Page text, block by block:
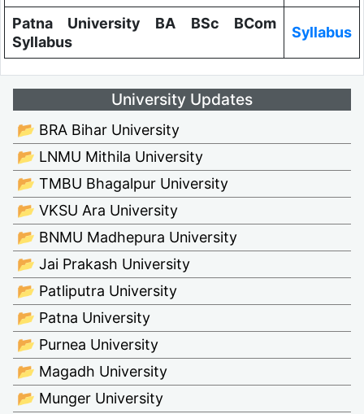
Patna University BA BSc BCom
Syllabus
Syllabus
University Updates
📂 BRA Bihar University
📂 LNMU Mithila University
📂 TMBU Bhagalpur University
📂 VKSU Ara University
📂 BNMU Madhepura University
📂 Jai Prakash University
📂 Patliputra University
📂 Patna University
📂 Purnea University
📂 Magadh University
📂 Munger University